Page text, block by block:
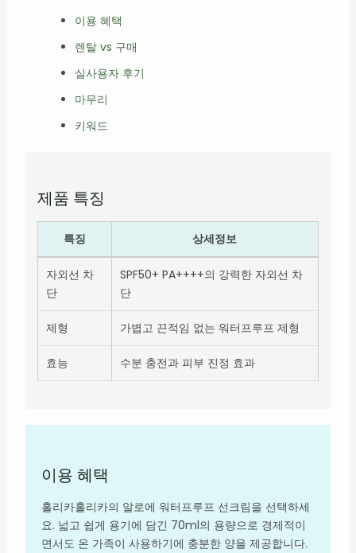
이용 혜택
렌탈 vs 구매
실사용자 후기
마무리
키워드
제품 특징
특징 상세정보
자외선 차
단
SPF50+ PA++++의 강력한 자외선 차
단
제형 가볍고 끈적임 없는 워터프루프 제형
효능 수분 충전과 피부 진정 효과
이용 혜택
홀리카홀리카의 알로에 워터프루프 선크림을 선택하세
요. 넓고 쉽게 용기에 담긴 70ml의 용량으로 경제적이
면서도 온 가족이 사용하기에 충분한 양을 제공합니다.